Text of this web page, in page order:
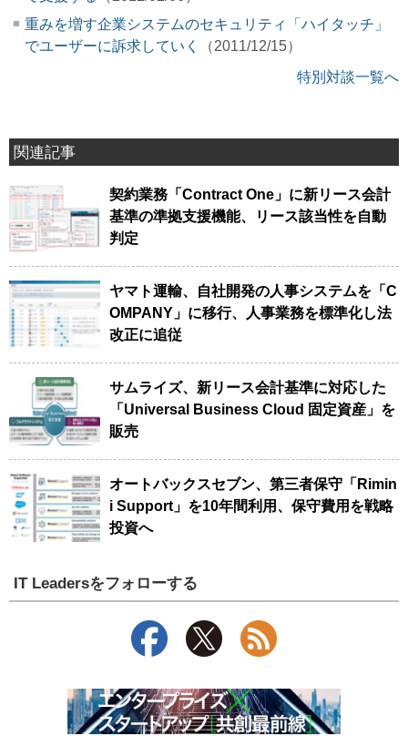
重みを増す企業システムのセキュリティ「ハイタッチ」
でユーザーに訴求していく
（2011/12/15）
特別対談一覧へ
関連記事
契約業務「Contract One」に新リース会計
基準の準拠支援機能、リース該当性を自動
判定
ヤマト運輸、自社開発の人事システムを「C
OMPANY」に移行、人事業務を標準化し法
改正に追従
サムライズ、新リース会計基準に対応した
「Universal Business Cloud 固定資産」を
販売
オートバックスセブン、第三者保守「Rimin
i Support」を10年間利用、保守費用を戦略
投資へ
IT Leadersをフォローする